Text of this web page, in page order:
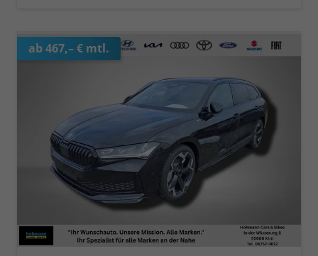
ab 467,– € mtl.